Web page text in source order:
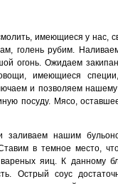
имеющиеся у нас,
голень рубим.
огонь. Ожидаем
имеющиеся
и позволяем
посуду. Мясо,
нашим
в темное место,
яиц. К данному
Острый соус